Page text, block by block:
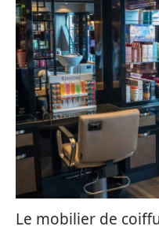
Le mobilier de